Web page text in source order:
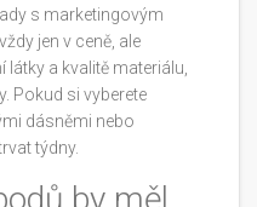
s marketingovým
jen v ceně, ale
látky a kvalitě materiálu,
Pokud si vyberete
dásněmi nebo
týdny.